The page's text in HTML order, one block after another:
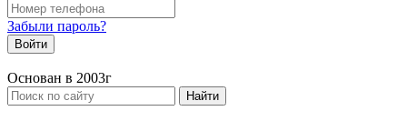
Забыли пароль?
Войти
Основан в 2003г
Найти